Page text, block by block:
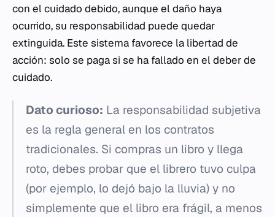
con el cuidado debido, aunque el daño haya
ocurrido, su responsabilidad puede quedar
extinguida. Este sistema favorece la libertad de
acción: solo se paga si se ha fallado en el deber de
cuidado.
Dato curioso: La responsabilidad subjetiva
es la regla general en los contratos
tradicionales. Si compras un libro y llega
roto, debes probar que el librero tuvo culpa
(por ejemplo, lo dejó bajo la lluvia) y no
simplemente que el libro era frágil, a menos